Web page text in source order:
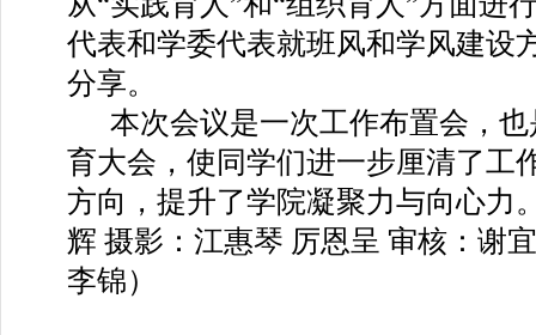
代表和学委代表就班风和学风建设
分享。
本次会议是一次工作布置会，
育大会，使同学们进一步厘清了工
方向，提升了学院凝聚力与向心力
辉 摄影：江惠琴 厉恩呈 审核：谢
李锦）